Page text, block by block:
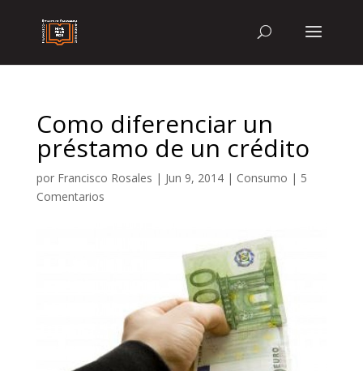
Como diferenciar un
préstamo de un crédito
por Francisco Rosales | Jun 9, 2014| Consumo | 5
Comentarios